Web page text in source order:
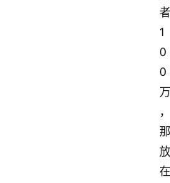
者
1
0
0
万
，
那
放
在